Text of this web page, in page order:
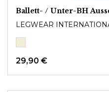
Ballett- / Unter-BH
LEGWEAR
29,90 €